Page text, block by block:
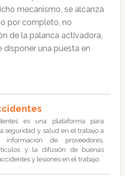
mecanismo, se alcanza
por completo, no
de la palanca activadora,
una puesta en
es una plataforma para
seguridad y salud en el trabajo a
de proveedores,
y la difusión de buenas
y lesiones en el trabajo.